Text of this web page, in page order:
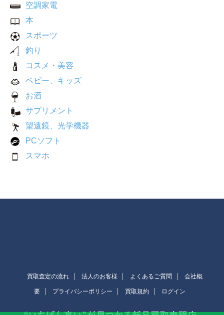
空調家電
本
スポーツ
釣り
コスメ・美容
ベビー、キッズ
お酒
サプリメント
望遠鏡、光学機器
PCソフト
スマホ
買取査定の流れ 法人のお客様 よくあるご質問 会社概
要 プライバシーポリシー 買取規約 ログイン